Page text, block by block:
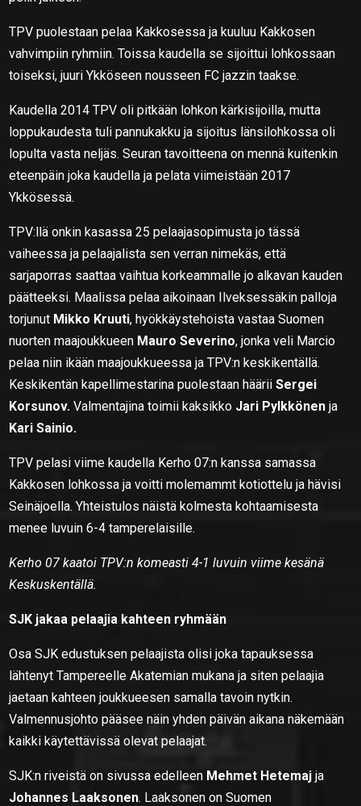
TPV puolestaan pelaa Kakkosessa ja kuuluu Kakkosen
vahvimpiin ryhmiin. Toissa kaudella se sijoittui lohkossaan
toiseksi, juuri Ykköseen nousseen FC jazzin taakse.
Kaudella 2014 TPV oli pitkään lohkon kärkisijoilla, mutta
loppukaudesta tuli pannukakku ja sijoitus länsilohkossa oli
lopulta vasta neljäs. Seuran tavoitteena on mennä kuitenkin
eteenpäin joka kaudella ja pelata viimeistään 2017
Ykkösessä.
TPV:llä onkin kasassa 25 pelaajasopimusta jo tässä
vaiheessa ja pelaajalista sen verran nimekäs, että
sarjaporras saattaa vaihtua korkeammalle jo alkavan kauden
päätteeksi. Maalissa pelaa aikoinaan Ilveksessäkin palloja
torjunut Mikko Kruuti, hyökkäystehoista vastaa Suomen
nuorten maajoukkueen Mauro Severino, jonka veli Marcio
pelaa niin ikään maajoukkueessa ja TPV:n keskikentällä.
Keskikentän kapellimestarina puolestaan hääriiSergei
Korsunov. Valmentajina toimii kaksikko Jari Pylkkönen ja
Kari Sainio.
TPV pelasi viime kaudella Kerho 07:n kanssa samassa
Kakkosen lohkossa ja voitti molemammt kotiottelu ja hävisi
Seinäjoella. Yhteistulos näistä kolmesta kohtaamisesta
menee luvuin 6-4 tamperelaisille.
Kerho 07 kaatoi TPV:n komeasti 4-1 luvuin viime kesänä
Keskuskentällä.
SJK jakaa pelaajia kahteen ryhmään
Osa SJK edustuksen pelaajista olisi joka tapauksessa
lähtenyt Tampereelle Akatemian mukana ja siten pelaajia
jaetaan kahteen joukkueesen samalla tavoin nytkin.
Valmennusjohto pääsee näin yhden päivän aikana näkemään
kaikki käytettävissä olevat pelaajat.
SJK:n riveistä on sivussa edelleen Mehmet Hetemaj ja
Johannes Laaksonen. Laaksonen on Suomen